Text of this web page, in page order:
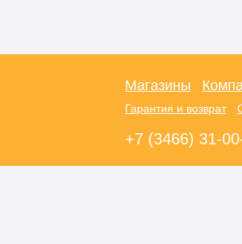
Магазины
Гарантия и возврат
+7 (3466) 31-